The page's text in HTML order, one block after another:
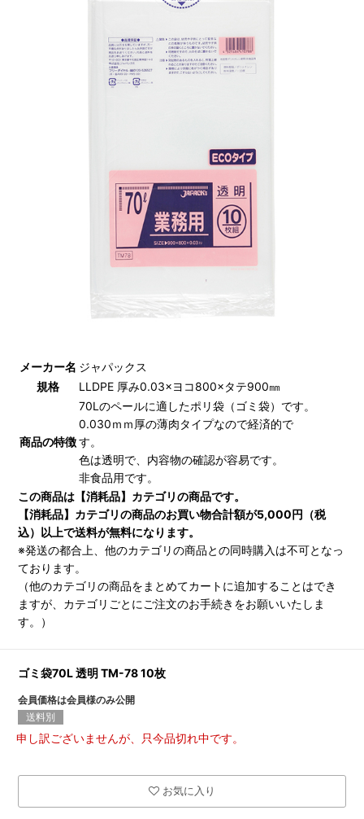
メーカー名 ジャパックス
規格
LLDPE 厚み0.03×ヨコ800×タテ900㎜
商品の特徴
70Lのペールに適したポリ袋（ゴミ袋）です。
0.030ｍｍ厚の薄肉タイプなので経済的で
す。
色は透明で、内容物の確認が容易です。
非食品用です。
この商品は【消耗品】カテゴリの商品です。
【消耗品】カテゴリの商品のお買い物合計額が5,000円（税
込）以上で送料が無料になります。
※発送の都合上、他のカテゴリの商品との同時購入は不可となっ
ております。
（他のカテゴリの商品をまとめてカートに追加することはでき
ますが、カテゴリごとにご注文のお手続きをお願いいたしま
す。）
ゴミ袋70L 透明 TM-78 10枚
会員価格は会員様のみ公開
送料別
申し訳ございませんが、只今品切れ中です。
お気に入り